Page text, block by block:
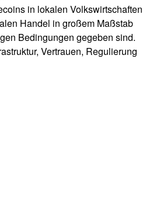
in lokalen Volkswirtschaften
Handel in großem Maßstab
Bedingungen gegeben sind.
Vertrauen, Regulierung